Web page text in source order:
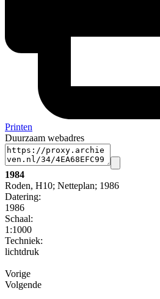
Printen
Duurzaam webadres
1984
Roden, H10; Netteplan; 1986
Datering:
1986
Schaal:
1:1000
Techniek:
lichtdruk
Vorige
Volgende